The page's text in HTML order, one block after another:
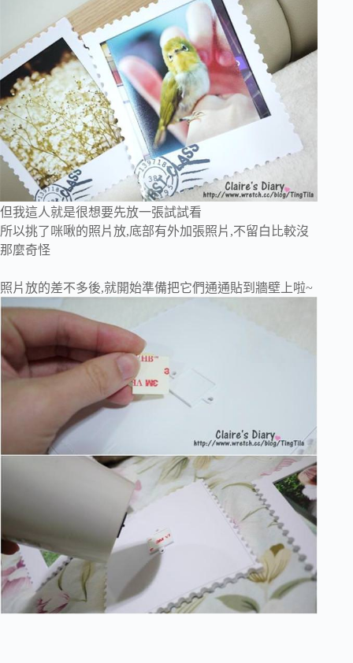
但我這人就是很想要先放一張試試看
所以挑了咪啾的照片放,底部有外加張照片,不留白比較沒
那麼奇怪
照片放的差不多後,就開始準備把它們通通貼到牆壁上啦~